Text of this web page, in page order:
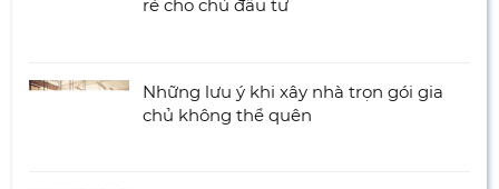
rẻ cho chủ đầu tư
Những lưu ý khi xây nhà trọn gói gia
chủ không thể quên